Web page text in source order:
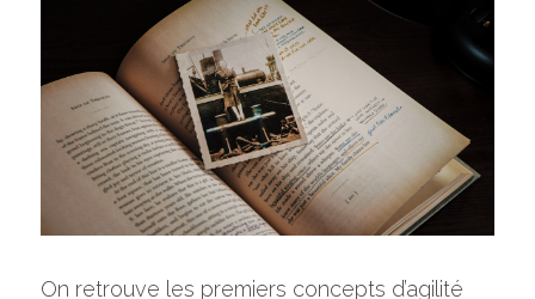
On retrouve les premiers concepts d’agilité